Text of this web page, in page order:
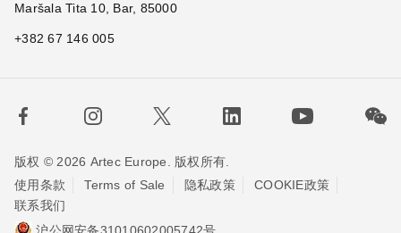
Maršala Tita 10, Bar, 85000
+382 67 146 005
版权 © 2026 Artec Europe. 版权所有.
使用条款
Terms of Sale 隐私政策
COOKIE政策
联系我们
沪公网安备31010602005742号